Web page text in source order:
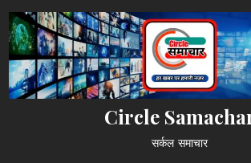
to
content
Circle
सर्कल समाचार